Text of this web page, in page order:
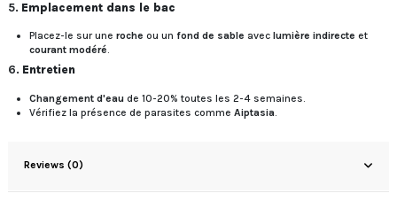
5. Emplacement dans le bac
Placez-le sur une roche ou un fond de sable avec lumière indirecte et
courant modéré.
6. Entretien
Changement d'eau de 10-20% toutes les 2-4 semaines.
Vérifiez la présence de parasites comme Aiptasia
Reviews (0)